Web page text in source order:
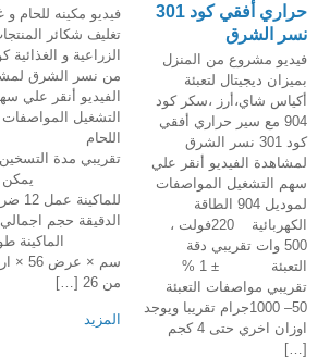
فيديو مكينه للحام و
تغليف شكائر
من نسر الشرق
الفيديو أنقر علي
التشغيل
تقريبي مدة التسخين
يمكن
الدقيقة حجم
سم × عرض
من 26 […]
المزيد
حراري أفقي كود 301
نسر الشرق
فيديو مشروع من المنزل
بميزان ديجيتال لتعبئة
أكياس شاي،أرز ،سكر كود
904 مع سير حراري أفقي
كود 301 نسر الشرق
لمشاهدة الفيديو أنقر علي
سهم التشغيل المواصفات
لموديل 904 الطاقة
الكهربائية 220فولت ،
500 وات تقريبي دقة
التعبئة ± 1 %
تقريبي مواصفات التعبئة
50– 1000جرام تقريبا ويوجد
اوزان اخري حتى 4 كجم
[…]